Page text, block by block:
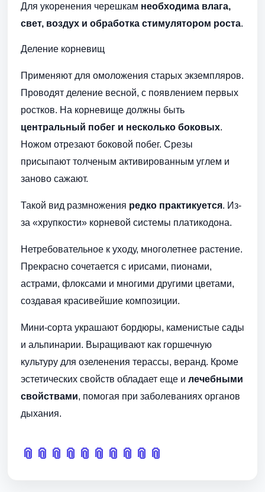
Для укоренения черешкам необходима влага,
свет, воздух и обработка стимулятором роста.
Деление корневищ
Применяют для омоложения старых экземпляров.
Проводят деление весной, с появлением первых
ростков. На корневище должны быть
центральный побег и несколько боковых.
Ножом отрезают боковой побег. Срезы
присыпают толченым активированным углем и
заново сажают.
Такой вид размножения редко практикуется. Из-
за «хрупкости» корневой системы платикодона.
Нетребовательное к уходу, многолетнее растение.
Прекрасно сочетается с ирисами, пионами,
астрами, флоксами и многими другими цветами,
создавая красивейшие композиции.
Мини-сорта украшают бордюры, каменистые сады
и альпинарии. Выращивают как горшечную
культуру для озеленения терассы, веранд. Кроме
эстетических свойств обладает еще и лечебными
свойствами, помогая при заболеваниях органов
дыхания.
📎 📎 📎 📎 📎 📎 📎 📎 📎 📎